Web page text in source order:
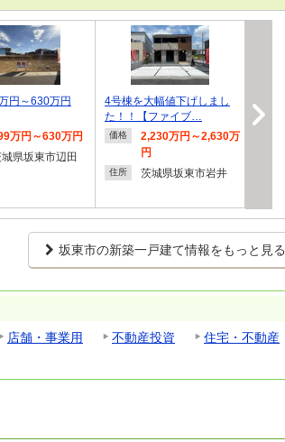
円～630万円
万円～630万円
県坂東市辺田
4号棟を大幅値下げしまし
た！！【ファイブ…
価格
2,230万円～2,630万
円
住所 茨城県坂東市岩井
坂東市の新築一戸建て情報をもっと見る
店舗・事業用 不動産投資
住宅・不動産